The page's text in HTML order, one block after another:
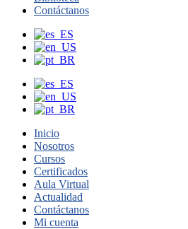
Contáctanos
Inicio
Nosotros
Cursos
Certificados
Aula Virtual
Actualidad
Contáctanos
Mi cuenta